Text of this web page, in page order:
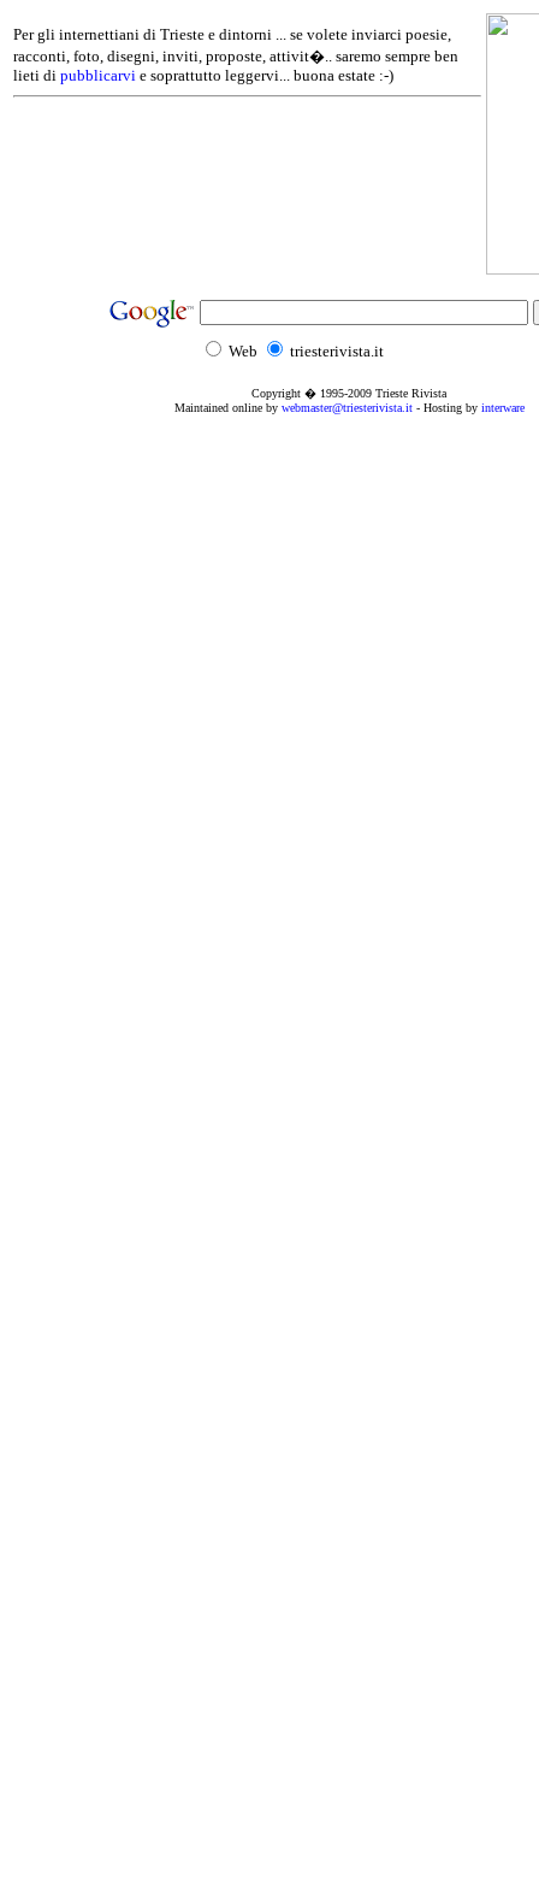
Per gli internettiani di Trieste e dintorni ... se volete inviarci poesie,
racconti, foto, disegni, inviti, proposte, attivit�.. saremo sempre ben
lieti di pubblicarvi e soprattutto leggervi... buona estate :-)
Web triesterivista.it
Copyright � 1995-2009 Trieste Rivista
Maintained online by webmaster@triesterivista.it- Hosting by interware